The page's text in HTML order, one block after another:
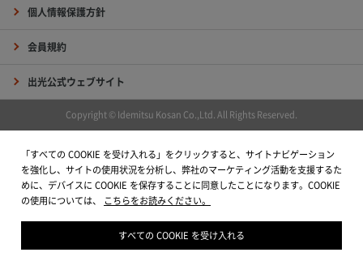
個人情報保護方針
会員規約
出光公式ウェブサイト
Copyright © Idemitsu Kosan Co.,Ltd. All Rights Reserved.
「すべての COOKIE を受け入れる」をクリックすると、サイトナビゲーション
を強化し、サイトの使用状況を分析し、弊社のマーケティング活動を支援するた
めに、デバイスに COOKIE を保存することに同意したことになります。COOKIE
の使用については、
こちらをお読みください。
すべての COOKIE を受け入れる